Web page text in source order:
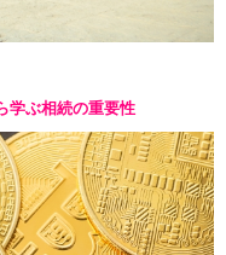
学ぶ相続の重要性